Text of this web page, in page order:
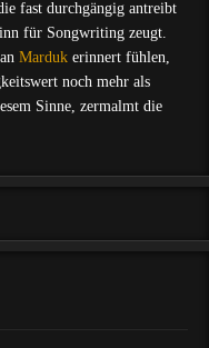
fast durchgängig antreibt
für Songwriting zeugt.
Marduk erinnert fühlen,
noch mehr als
Sinne, zermalmt die